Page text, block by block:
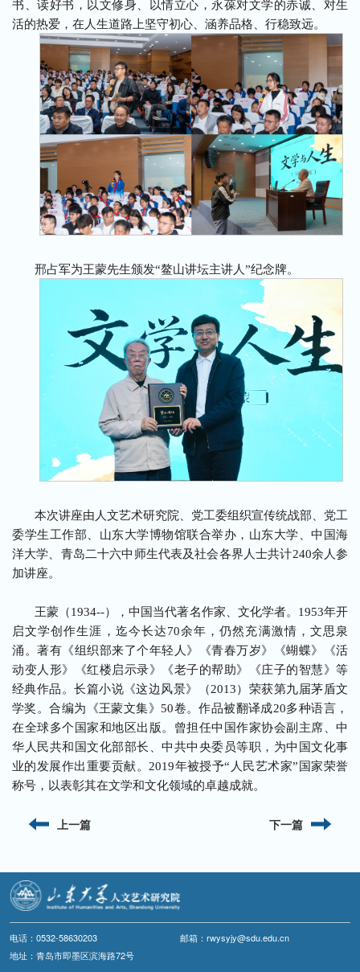
书、读好书，以文修身、以情立心，永葆对文学的赤诚、对生
活的热爱，在人生道路上坚守初心、涵养品格、行稳致远。
邢占军为王蒙先生颁发“鳌山讲坛主讲人”纪念牌。
本次讲座由人文艺术研究院、党工委组织宣传统战部、党工
委学生工作部、山东大学博物馆联合举办，山东大学、中国海
洋大学、青岛二十六中师生代表及社会各界人士共计240余人参
加讲座。
王蒙（1934--），中国当代著名作家、文化学者。1953年开
启文学创作生涯，迄今长达70余年，仍然充满激情，文思泉
涌。著有《组织部来了个年轻人》《青春万岁》《蝴蝶》《活
动变人形》《红楼启示录》《老子的帮助》《庄子的智慧》等
经典作品。长篇小说《这边风景》（2013）荣获第九届茅盾文
学奖。合编为《王蒙文集》50卷。作品被翻译成20多种语言，
在全球多个国家和地区出版。曾担任中国作家协会副主席、中
华人民共和国文化部部长、中共中央委员等职，为中国文化事
业的发展作出重要贡献。2019年被授予“人民艺术家”国家荣誉
称号，以表彰其在文学和文化领域的卓越成就。
上一篇 下一篇
电话：0532-58630203
邮箱：rwysyjy@sdu.edu.cn
地址：青岛市即墨区滨海路72号